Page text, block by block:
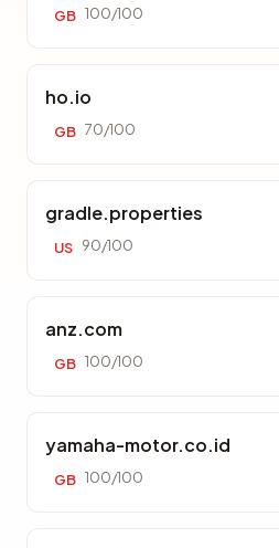
GB 100/100
ho.io
GB 70/100
gradle.properties
US 90/100
anz.com
GB 100/100
yamaha-motor.co.id
GB 100/100